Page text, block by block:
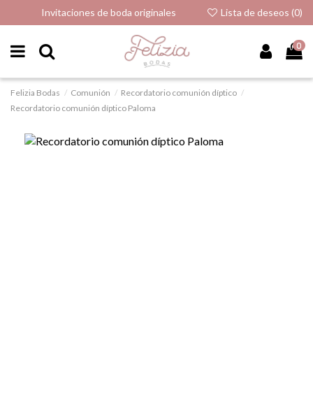
Invitaciones de boda originales Lista de deseos (0)
0
Felizia Bodas Comunión
Recordatorio comunión díptico
Recordatorio comunión díptico Paloma